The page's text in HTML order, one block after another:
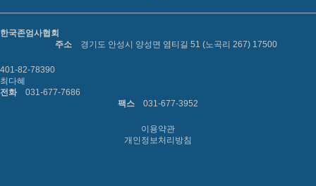
한국존엄사협회
주소
경기도 안성시 양성면 염티길 51 (노곡리 267) 17500
401-82-78390
최다혜
전화
031-677-7686
팩스
031-677-3952
이용약관
개인정보처리방침